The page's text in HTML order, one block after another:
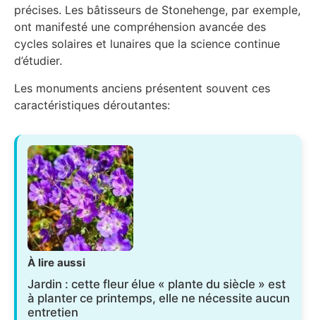
précises. Les bâtisseurs de Stonehenge, par exemple,
ont manifesté une compréhension avancée des
cycles solaires et lunaires que la science continue
d’étudier.
Les monuments anciens présentent souvent ces
caractéristiques déroutantes:
À lire aussi
Jardin : cette fleur élue « plante du siècle » est
à planter ce printemps, elle ne nécessite aucun
entretien